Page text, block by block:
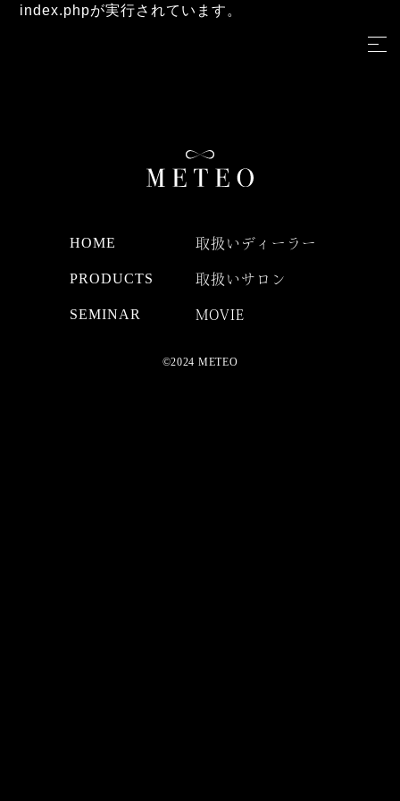
index.phpが実行されています。
HOME
PRODUCTS
SEMINAR
取扱いディーラー
取扱いサロン
MOVIE
©2024 METEO